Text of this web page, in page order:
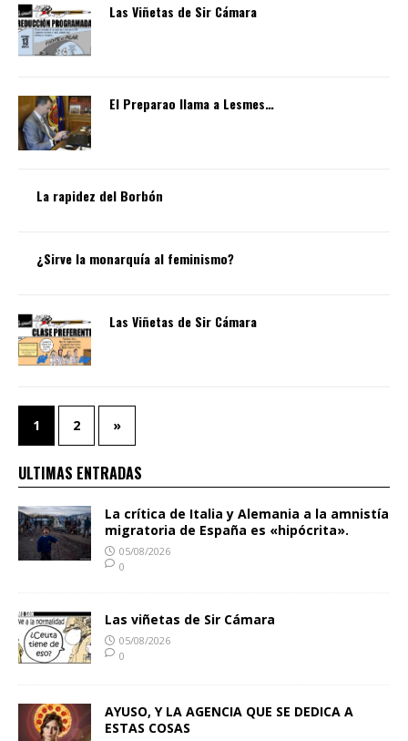
Las Viñetas de Sir Cámara
El Preparao llama a Lesmes…
La rapidez del Borbón
¿Sirve la monarquía al feminismo?
Las Viñetas de Sir Cámara
1 2 »
ULTIMAS ENTRADAS
La crítica de Italia y Alemania a la amnistía
migratoria de España es «hipócrita».
05/08/2026
0
Las viñetas de Sir Cámara
05/08/2026
0
AYUSO, Y LA AGENCIA QUE SE DEDICA A
ESTAS COSAS